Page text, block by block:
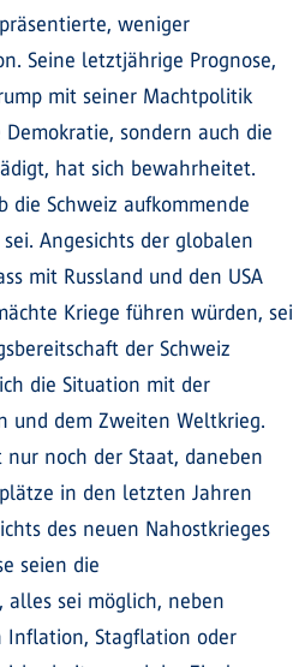
weniger
Seine letztjährige Prognose,
mit seiner Machtpolitik
sondern auch die
hat sich bewahrheitet.
die Schweiz aufkommende
Angesichts der globalen
mit Russland und den USA
Kriege führen würden, sei
der Schweiz
die Situation mit der
und dem Zweiten Weltkrieg.
noch der Staat, daneben
in den letzten Jahren
des neuen Nahostkrieges
seien die
alles sei möglich, neben
Inflation, Stagflation oder